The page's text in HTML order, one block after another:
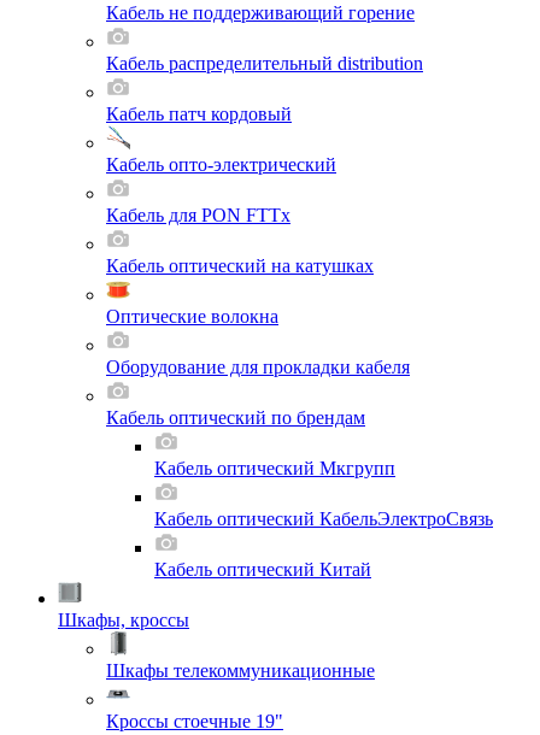
Кабель не поддерживающий горение
Кабель распределительный distribution
Кабель патч кордовый
Кабель опто-электрический
Кабель для PON FTTx
Кабель оптический на катушках
Оптические волокна
Оборудование для прокладки кабеля
Кабель оптический по брендам
Кабель оптический Мкгрупп
Кабель оптический КабельЭлектроСвязь
Кабель оптический Китай
Шкафы, кроссы
Шкафы телекоммуникационные
Кроссы стоечные 19"